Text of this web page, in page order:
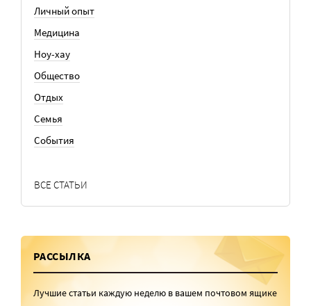
Личный опыт
Медицина
Ноу-хау
Общество
Отдых
Семья
События
ВСЕ СТАТЬИ
РАССЫЛКА
Лучшие статьи каждую неделю в вашем почтовом ящике